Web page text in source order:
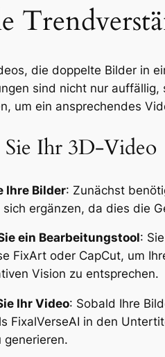
die doppelte Bilder in
sind nicht nur
um ein ansprechendes
Sie Ihr 3D-Video
Ihre Bilder: Zunächst
ergänzen, da dies die
ein Bearbeitungstool:
FixArt oder CapCut, um
Vision zu entsprechen.
Ihr Video: Sobald Ihre
FixalVerseAI in den
generieren.